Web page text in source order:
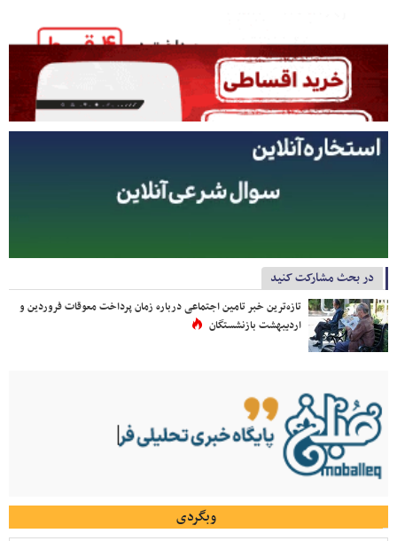
در بحث مشارکت کنید
تازه‌ترین خبر تامین اجتماعی درباره زمان پرداخت معوقات فروردین و
اردیبهشت بازنشستگان
وبگردی